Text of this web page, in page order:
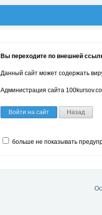
Вы переходите по внешней
Данный сайт может содержать
Администрация сайта
Войти на сайт Назад
больше не показывать